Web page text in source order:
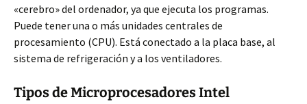
«cerebro» del ordenador, ya que ejecuta los programas.
Puede tener una o más unidades centrales de
procesamiento (CPU). Está conectado a la placa base, al
sistema de refrigeración y a los ventiladores.
Tipos de Microprocesadores Intel